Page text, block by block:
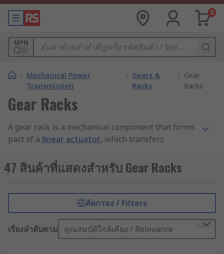
0
MPN
/ Mechanical Power
Transmission
/ Gears &
Racks
/ Gear
Racks
Gear Racks
A gear rack is a mechanical component that forms
part of a linear actuator, which transfers
racks work in conjunction with pinions (circular
gears) to create vertical and horizontal
Both the gear rack and the pinion have teeth cut
into them. Applying rotational movement to the
pinion causes its teeth to interact with the teeth
on the straight gear rack, creating linear
47 สินค้าที่แสดงสำหรับ Gear Racks
คัดกรอง / Filters
เรียงลำดับตาม คุณสมบัติใกล้เคียง / Relevance